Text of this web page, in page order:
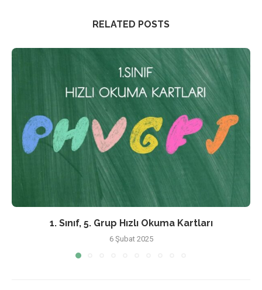
RELATED POSTS
1. Sınıf, 5. Grup Hızlı Okuma Kartları
6 Şubat 2025